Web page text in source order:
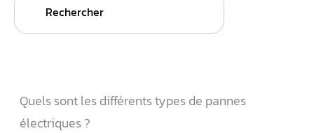
Quels sont les différents types de pannes
électriques ?